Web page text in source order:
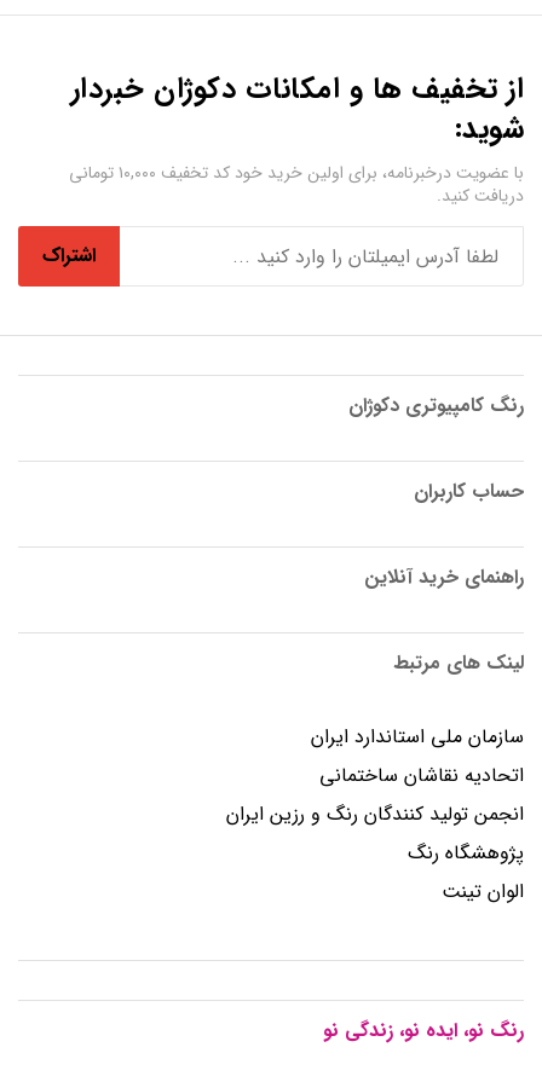
از تخفیف ها و امکانات دکوژان خبردار
شوید:
با عضویت درخبرنامه، برای اولین خرید خود کد تخفیف ۱۰,۰۰۰ تومانی
دریافت کنید.
اشتراک
رنگ کامپیوتری دکوژان
حساب کاربران
راهنمای خرید آنلاین
لینک های مرتبط
سازمان ملی استاندارد ایران
اتحادیه نقاشان ساختمانی
انجمن توليد كنندگان رنگ و رزين ايران
پژوهشگاه رنگ
الوان تینت
رنگ نو، ایده نو، زندگی نو